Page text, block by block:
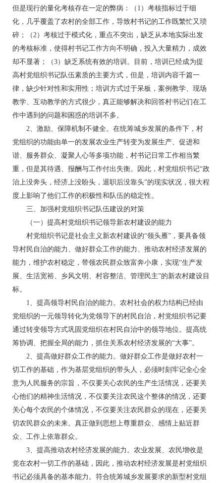
但是现行的量化考核存在一定的弊病：（1）考核指标过于细
化，几乎覆盖了农村的全部工作，导致村书记的工作既繁忙又琐
碎；（2）考核过于模式化，重点不突出，缺乏从本地实际出发
的考核标准，使得村书记工作方向不明确，投入大量精力，成效
却不显著；（3）缺乏系统有效的培训。目前，培训已经成为提
高村党组织书记队伍素质的主要方式，但是，培训内容千篇一
律，缺少针对性和实用性；培训方式过于呆板，案例教学、现场
教学、互动教学的方式很少，真正能够解决和回答村书记们在工
作中遇到的问题和困惑的培训不多。
2、激励、保障机制不健全。在统筹城乡发展的条件下，村
党组织的功能由单一的发展农业生产转变为发展生产、促进和
谐、服务群众、凝聚人心等多项功能，村书记日常工作相当繁
重，但是其待遇、报酬与工作付出失衡。因此，村党组织书记“政
治上没奔头，经济上没盼头，退职后没靠头”的现实状况，很大程
度上影响了他们工作的积极性和队伍的稳定性。
三、加强村党组织书记队伍建设的对策
（一）提高村党组织书记领导新农村建设的能力
村党组织书记是社会主义新农村建设的“领头雁”，要具备领
导村民自治的能力、做好群众工作的能力、推动农村经济发展的
能力，维护农村稳定，带领农民群众致富奔小康，实现“生产发
展、生活宽裕、乡风文明、村容整洁、管理民主”的新农村建设目
标。
1、提高领导村民自治的能力。农村社会的权力结构已经由
党组织的一元领导转化为党领导下的村民自治，村党组织书记要
通过转变领导方式巩固党组织在村民自治中的领导地位。提高统
筹协调、把握全局的能力，抓住关系农村经济发展的“大事”。
2、提高做好群众工作的能力。做好群众工作是做好农村一
切工作的基础，作为基层党组织的带头人，必须时刻牢记全心全
意为人民服务的宗旨，不仅要关心农民的生产生活情况，还要关
心他们的精神生活情况，不仅要关注农民这个整体的情况，还要
关心每个农民的个体情况，不仅要关注农民群众的现在，还要关
切农民群众的未来。真正做到思想上尊重群众、感情上贴近群
众、工作上依靠群众。
3、提高推动农村经济发展的能力。农业发展、农民增收是
党在农村一切工作的基础，因此，推动农村经济发展是村党组织
书记必须具备的基本能力。符合统筹城乡发展要求的新型村党组